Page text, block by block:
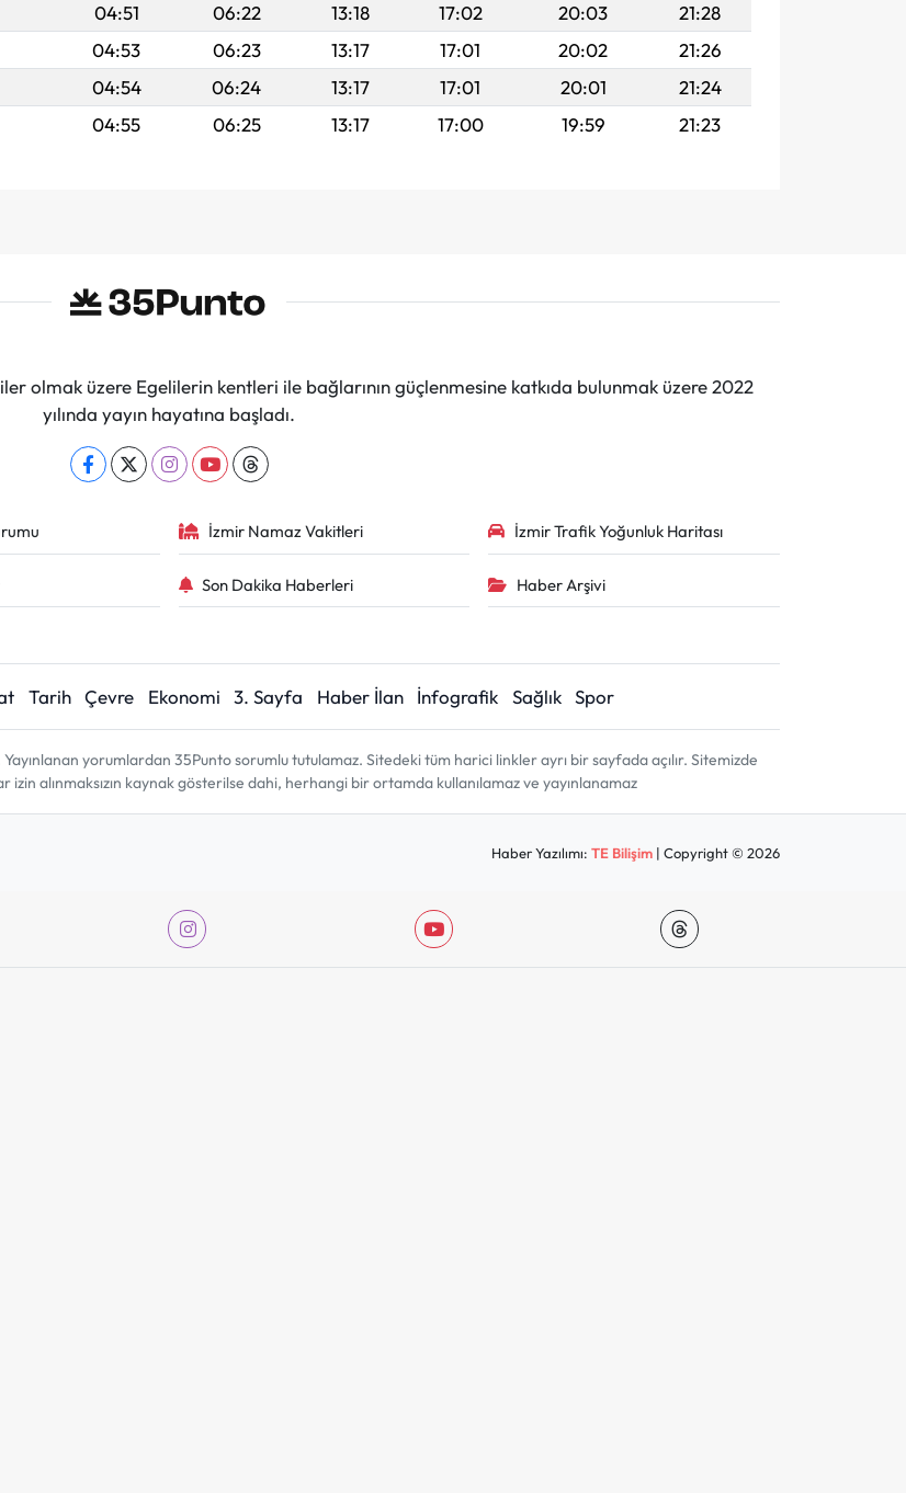
04:51 06:22 13:18 17:02 20:03
21:28
04:53 06:23 13:17 17:01 20:02
21:26
04:54 06:24 13:17 17:01 20:01
21:24
04:55 06:25 13:17 17:00 19:59 21:23
olmak üzere Egelilerin kentleri ile bağlarının güçlenmesine katkıda bulunmak üzere 2022
yılında yayın hayatına başladı.
İzmir Namaz Vakitleri İzmir Trafik Yoğunluk Haritası
Son Dakika Haberleri Haber Arşivi
Tarih Çevre Ekonomi 3. Sayfa Haber İlan İnfografik Sağlık Spor
yorumlardan 35Punto sorumlu tutulamaz. Sitedeki tüm harici linkler ayrı bir sayfada açılır. Sitemizde
izin alınmaksızın kaynak gösterilse dahi, herhangi bir ortamda kullanılamaz ve yayınlanamaz
Haber Yazılımı:TE Bilişim | Copyright © 2026